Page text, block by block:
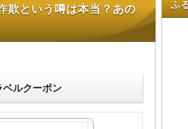
という噂は本当？あの
ベルクーポン
ふ